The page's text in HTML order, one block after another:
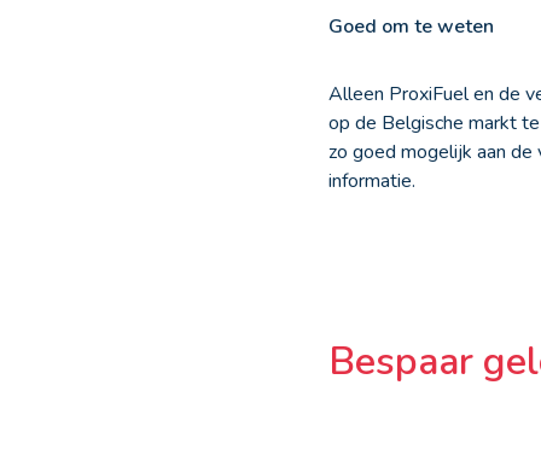
Goed om te weten
Alleen ProxiFuel en de
op de Belgische markt
zo goed mogelijk aan
informatie.
Bespaar